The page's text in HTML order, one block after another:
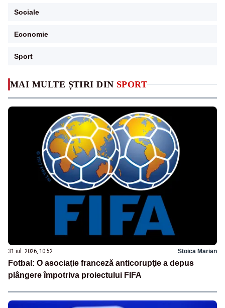
MAI MULTE ȘTIRI DIN SPORT
31 iul. 2026, 10:52 Stoica Marian
Fotbal: O asociaţie franceză anticorupţie a depus
plângere împotriva proiectului FIFA
Sociale
Economie
Sport